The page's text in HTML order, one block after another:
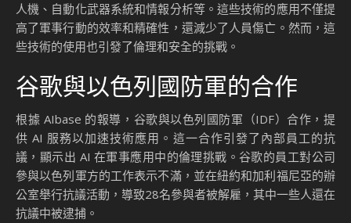
人機、自動化武器系統和情報分析等。這些技術的應用不僅提
高了軍事行動的效率和精確性，還減少了人員傷亡。然而，這
些技術的使用也引發了倫理和安全的挑戰。
谷歌與以色列國防軍的合作
根據 AIbase 的報導，谷歌與以色列國防軍（IDF）合作，提
供 AI 服務以加速技術應用。這一合作引發了內部員工的抗
議，顯示出 AI 在軍事應用中的倫理挑戰。谷歌的員工對公司
參與以色列軍方的工作表示不滿，並在紐約和加利福尼亞的辦
公室舉行抗議活動，導致28名參與者被解雇，其中一些人還在
抗議中被逮捕。